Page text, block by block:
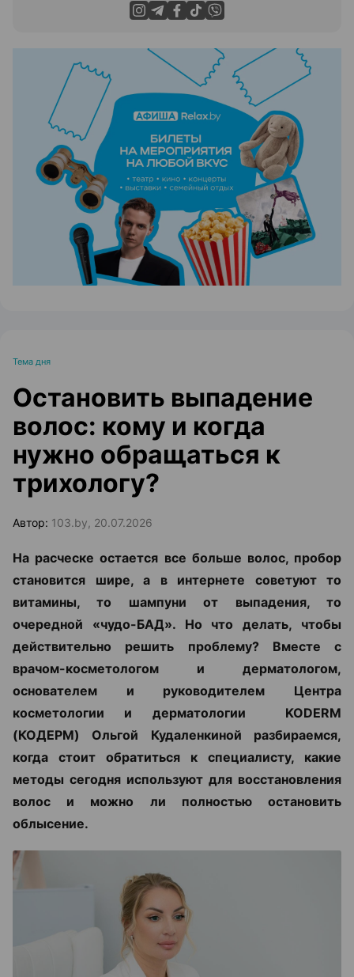
ЭФФЕКТИВНАЯ РЕКЛАМА НА САЙТЕ
Тема дня
Остановить выпадение
волос: кому и когда
нужно обращаться к
трихологу?
Автор: 103.by, 20.07.2026
На расческе остается все больше волос, пробор
становится шире, а в интернете советуют то
витамины, то шампуни от выпадения, то
очередной «чудо-БАД». Но что делать, чтобы
действительно решить проблему? Вместе с
врачом-косметологом и дерматологом,
основателем и руководителем Центра
косметологии и дерматологии KODERM
(КОДЕРМ) Ольгой Кудаленкиной разбираемся,
когда стоит обратиться к специалисту, какие
методы сегодня используют для восстановления
волос и можно ли полностью остановить
облысение.